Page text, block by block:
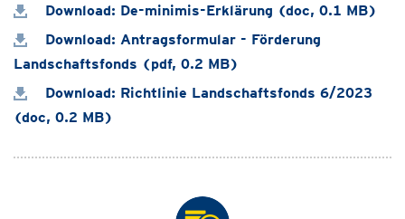
Download: De-minimis-Erklärung (doc, 0.1 MB)
Download: Antragsformular - Förderung
Landschaftsfonds (pdf, 0.2 MB)
Download: Richtlinie Landschaftsfonds 6/2023
(doc, 0.2 MB)